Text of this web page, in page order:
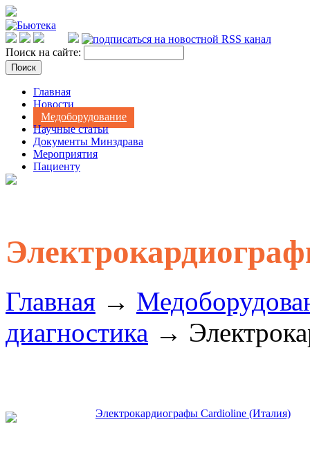
Поиск на сайте:
Главная
Новости
Медоборудование
Научные статьи
Документы Минздрава
Мероприятия
Пациенту
Главная →
диагностика →
Электрокардиографы Cardioline (Италия)